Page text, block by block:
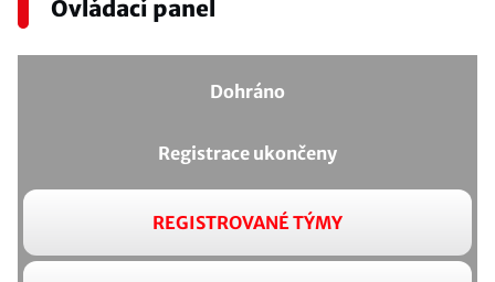
Ovládací panel
Dohráno
Registrace ukončeny
REGISTROVANÉ TÝMY